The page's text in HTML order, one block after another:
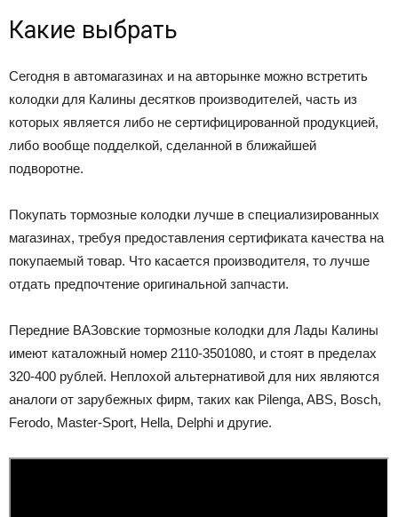
Какие выбрать
Сегодня в автомагазинах и на авторынке можно встретить
колодки для Калины десятков производителей, часть из
которых является либо не сертифицированной продукцией,
либо вообще подделкой, сделанной в ближайшей
подворотне.
Покупать тормозные колодки лучше в специализированных
магазинах, требуя предоставления сертификата качества на
покупаемый товар. Что касается производителя, то лучше
отдать предпочтение оригинальной запчасти.
Передние ВАЗовские тормозные колодки для Лады Калины
имеют каталожный номер 2110-3501080, и стоят в пределах
320-400 рублей. Неплохой альтернативой для них являются
аналоги от зарубежных фирм, таких как Pilenga, ABS, Bosch,
Ferodo, Master-Sport, Hella, Delphi и другие.